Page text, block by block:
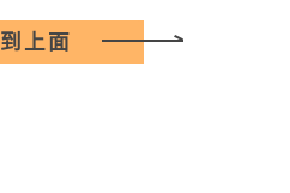
到上面